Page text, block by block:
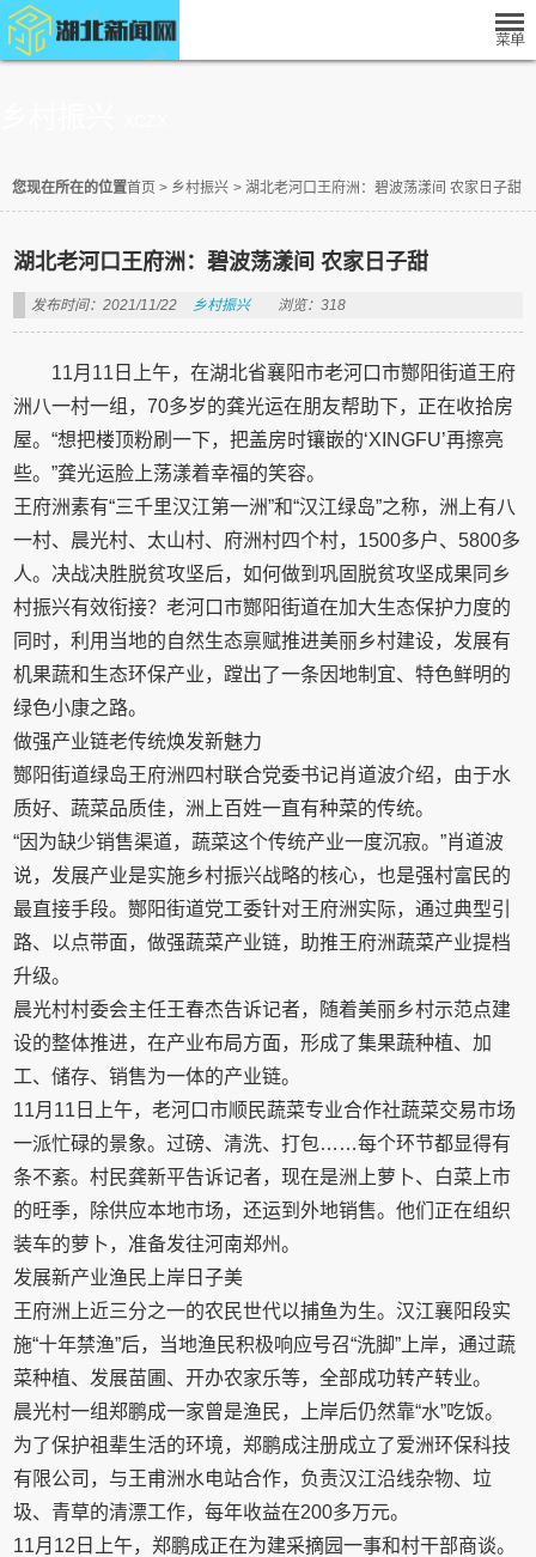
您现在所在的位置首页 > 乡村振兴 > 湖北老河口王府洲：碧波荡漾间 农家日子甜
湖北老河口王府洲：碧波荡漾间 农家日子甜
发布时间：2021/11/22 乡村振兴 浏览：318
11月11日上午，在湖北省襄阳市老河口市酂阳街道王府
洲八一村一组，70多岁的龚光运在朋友帮助下，正在收拾房
屋。“想把楼顶粉刷一下，把盖房时镶嵌的‘XINGFU’再擦亮
些。”龚光运脸上荡漾着幸福的笑容。
王府洲素有“三千里汉江第一洲”和“汉江绿岛”之称，洲上有八
一村、晨光村、太山村、府洲村四个村，1500多户、5800多
人。决战决胜脱贫攻坚后，如何做到巩固脱贫攻坚成果同乡
村振兴有效衔接？老河口市酂阳街道在加大生态保护力度的
同时，利用当地的自然生态禀赋推进美丽乡村建设，发展有
机果蔬和生态环保产业，蹚出了一条因地制宜、特色鲜明的
绿色小康之路。
做强产业链老传统焕发新魅力
酂阳街道绿岛王府洲四村联合党委书记肖道波介绍，由于水
质好、蔬菜品质佳，洲上百姓一直有种菜的传统。
“因为缺少销售渠道，蔬菜这个传统产业一度沉寂。”肖道波
说，发展产业是实施乡村振兴战略的核心，也是强村富民的
最直接手段。酂阳街道党工委针对王府洲实际，通过典型引
路、以点带面，做强蔬菜产业链，助推王府洲蔬菜产业提档
升级。
晨光村村委会主任王春杰告诉记者，随着美丽乡村示范点建
设的整体推进，在产业布局方面，形成了集果蔬种植、加
工、储存、销售为一体的产业链。
11月11日上午，老河口市顺民蔬菜专业合作社蔬菜交易市场
一派忙碌的景象。过磅、清洗、打包……每个环节都显得有
条不紊。村民龚新平告诉记者，现在是洲上萝卜、白菜上市
的旺季，除供应本地市场，还运到外地销售。他们正在组织
装车的萝卜，准备发往河南郑州。
发展新产业渔民上岸日子美
王府洲上近三分之一的农民世代以捕鱼为生。汉江襄阳段实
施“十年禁渔”后，当地渔民积极响应号召“洗脚”上岸，通过蔬
菜种植、发展苗圃、开办农家乐等，全部成功转产转业。
晨光村一组郑鹏成一家曾是渔民，上岸后仍然靠“水”吃饭。
为了保护祖辈生活的环境，郑鹏成注册成立了爱洲环保科技
有限公司，与王甫洲水电站合作，负责汉江沿线杂物、垃
圾、青草的清漂工作，每年收益在200多万元。
11月12日上午，郑鹏成正在为建采摘园一事和村干部商谈。